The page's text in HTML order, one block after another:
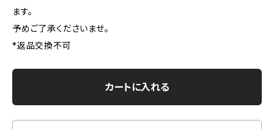
ます。
予めご了承くださいませ。
*返品交換不可
カートに入れる